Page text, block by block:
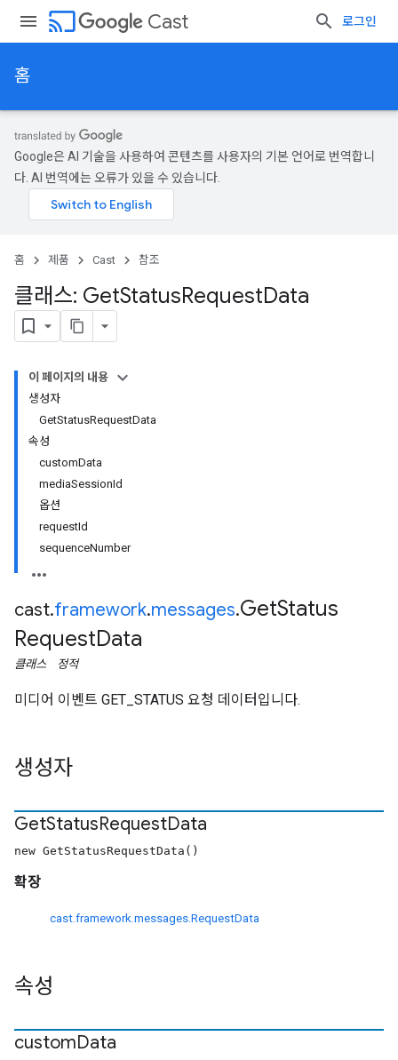
cast Cast 로그인
홈
Google은 AI 기술을 사용하여 콘텐츠를 사용자의 기본 언어로 번역합니
다. AI 번역에는 오류가 있을 수 있습니다.
홈 제품 Cast 참조
클래스: GetStatusRequestData
이 페이지의 내용
생성자
GetStatusRequestData
속성
customData
mediaSessionId
옵션
requestId
sequenceNumber
cast.framework.messages.GetStatus
RequestData
클래스 정적
미디어 이벤트 GET_STATUS 요청 데이터입니다.
생성자
GetStatusRequestData
new GetStatusRequestData()
확장
cast.framework.messages.RequestData
속성
customData